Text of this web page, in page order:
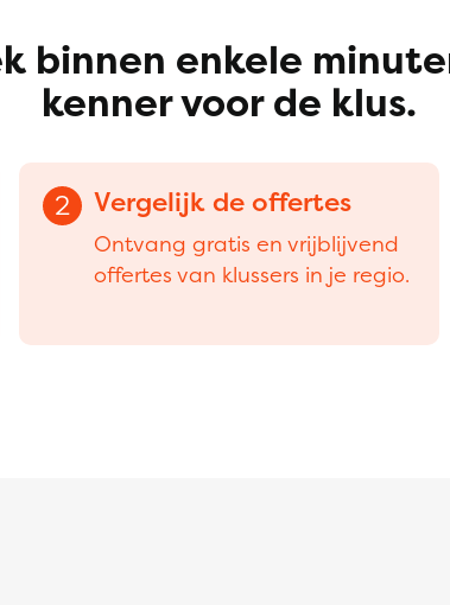
binnen enkele
kenner voor de klus.
2 Vergelijk de offertes
Ontvang gratis en vrijblijvend
offertes van klussers in je regio.